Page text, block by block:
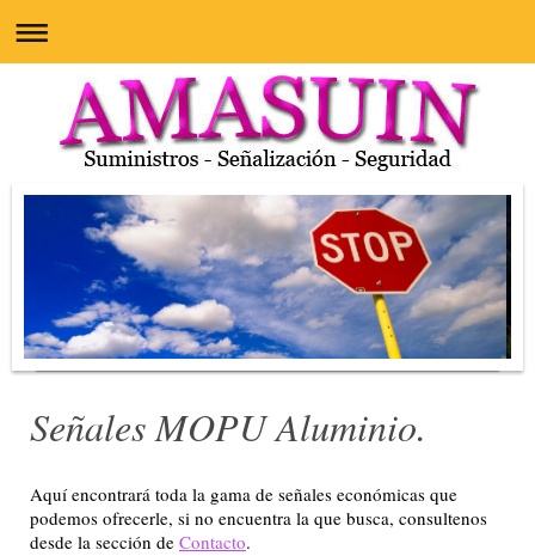
Señales MOPU Aluminio.
Aquí encontrará toda la gama de señales económicas que
podemos ofrecerle, si no encuentra la que busca, consultenos
desde la sección de Contacto.